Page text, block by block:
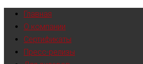
Главная
О компании
Сертификаты
Пресс-релизы